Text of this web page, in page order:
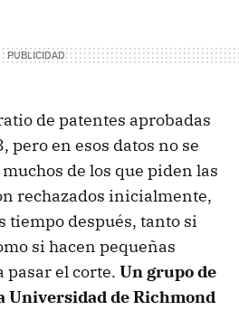
de patentes aprobadas
pero en esos datos no se
de los que piden las
rechazados inicialmente,
tiempo después, tanto si
si hacen pequeñas
pasar el corte. Un grupo de
Universidad de Richmond